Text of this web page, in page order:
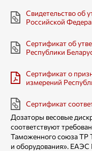
Свидетельство об
Российской
Сертификат об
Республики
Сертификат о
измерений
Сертификат
Дозаторы весовые
соответствуют
Таможенного союза TP
и оборудования».